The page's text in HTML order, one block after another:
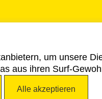
um unsere
aus ihren Surf-
Alle akzeptieren